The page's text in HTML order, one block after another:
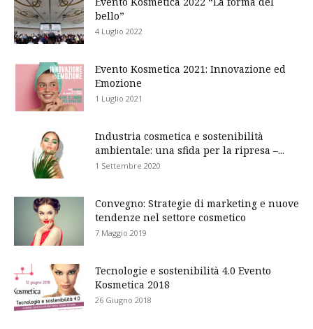
bello”
4 Luglio 2022
Evento Kosmetica 2021: Innovazione ed
Emozione
1 Luglio 2021
Industria cosmetica e sostenibilità
ambientale: una sfida per la ripresa –...
1 Settembre 2020
Convegno: Strategie di marketing e nuove
tendenze nel settore cosmetico
7 Maggio 2019
Tecnologie e sostenibilità 4.0 Evento
Kosmetica 2018
26 Giugno 2018